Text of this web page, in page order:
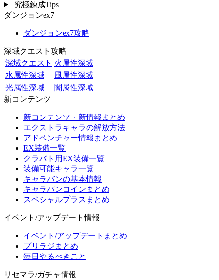
究極錬成Tips
ダンジョンex7
ダンジョンex7攻略
深域クエスト攻略
深域クエスト 火属性深域
水属性深域
風属性深域
光属性深域
闇属性深域
新コンテンツ
新コンテンツ・新情報まとめ
エクストラキャラの解放方法
アドベンチャー情報まとめ
EX装備一覧
クラバト用EX装備一覧
装備可能キャラ一覧
キャラバンの基本情報
キャラバンコインまとめ
スペシャルプラスまとめ
イベント/アップデート情報
イベント/アップデートまとめ
プリラジまとめ
毎日やるべきこと
リセマラ/ガチャ情報